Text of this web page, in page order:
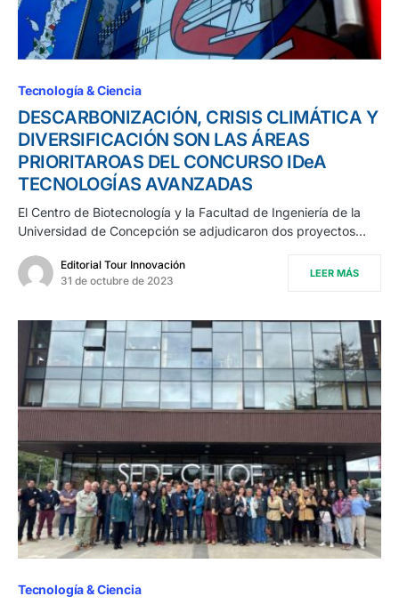
Tecnología & Ciencia
DESCARBONIZACIÓN, CRISIS CLIMÁTICA Y
DIVERSIFICACIÓN SON LAS ÁREAS
PRIORITAROAS DEL CONCURSO IDeA
TECNOLOGÍAS AVANZADAS
El Centro de Biotecnología y la Facultad de Ingeniería de la
Universidad de Concepción se adjudicaron dos proyectos…
Editorial Tour Innovación
31 de octubre de 2023
LEER MÁS
Tecnología & Ciencia